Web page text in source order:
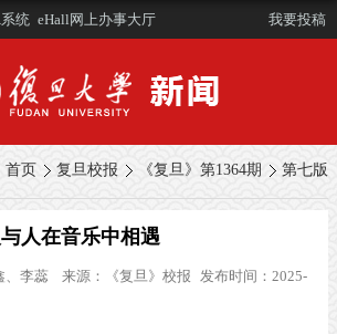
统 eHall网上办事大厅 我要投稿
首页 复旦校报 《复旦》第1364期 第七版
人在音乐中相遇
、李蕊 来源： 《复旦》校报 发布时间：2025-